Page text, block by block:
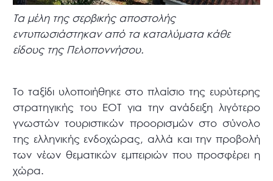
Τα μέλη της σερβικής αποστολής
εντυπωσιάστηκαν από τα καταλύματα κάθε
είδους της Πελοποννήσου.
Το ταξίδι υλοποιήθηκε στο πλαίσιο της ευρύτερης
στρατηγικής του ΕΟΤ για την ανάδειξη λιγότερο
γνωστών τουριστικών προορισμών στο σύνολο
της ελληνικής ενδοχώρας, αλλά και την προβολή
των νέων θεματικών εμπειριών που προσφέρει η
χώρα.